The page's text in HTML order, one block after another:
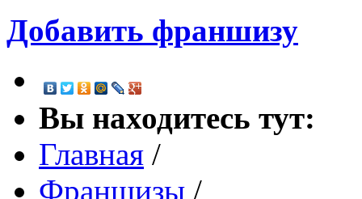
Добавить франшизу
Вы находитесь тут:
Главная /
Франшизы /